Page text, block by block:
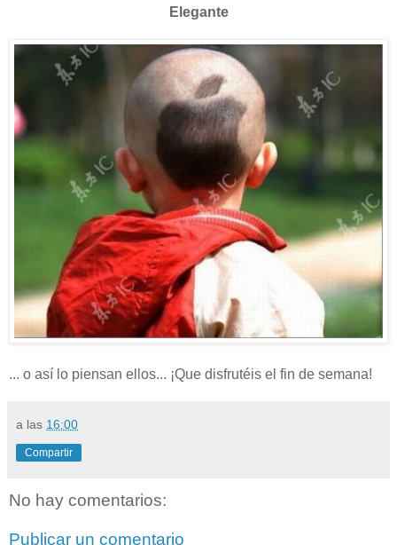
Elegante
... o así lo piensan ellos... ¡Que disfrutéis el fin de semana!
a las 16:00
Compartir
No hay comentarios:
Publicar un comentario